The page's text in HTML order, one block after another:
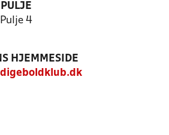
PULJE
Pulje 4
HJEMMESIDE